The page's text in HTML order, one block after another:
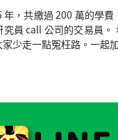
，共繳過 200 萬的學費
員 call 公司的交易員。
少走一點冤枉路。一起